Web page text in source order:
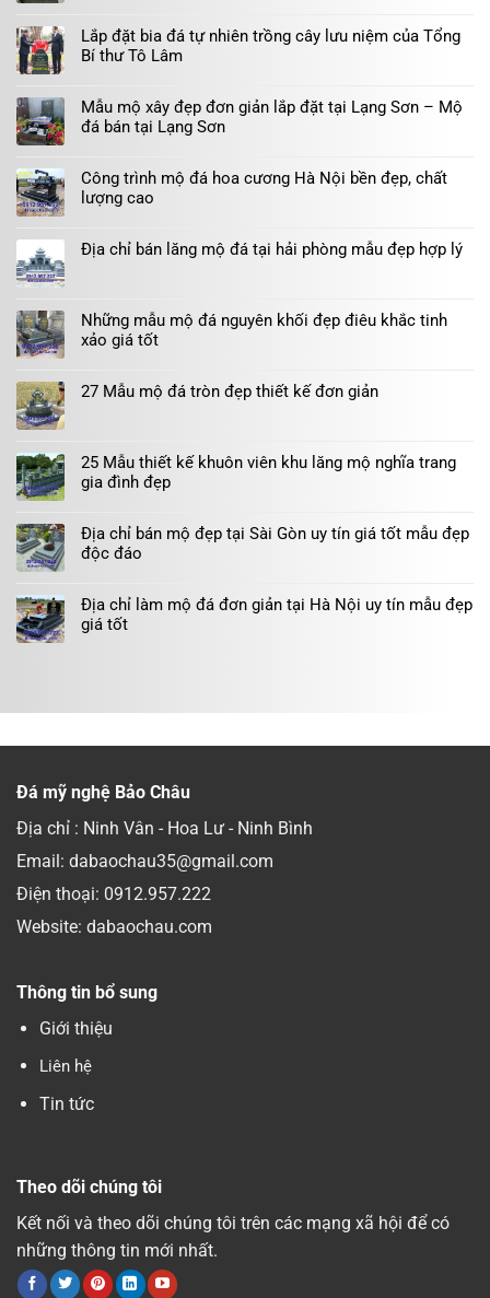
Lắp đặt bia đá tự nhiên trồng cây lưu niệm của Tổng
Bí thư Tô Lâm
Mẫu mộ xây đẹp đơn giản lắp đặt tại Lạng Sơn – Mộ
đá bán tại Lạng Sơn
Công trình mộ đá hoa cương Hà Nội bền đẹp, chất
lượng cao
Địa chỉ bán lăng mộ đá tại hải phòng mẫu đẹp hợp lý
Những mẫu mộ đá nguyên khối đẹp điêu khắc tinh
xảo giá tốt
27 Mẫu mộ đá tròn đẹp thiết kế đơn giản
25 Mẫu thiết kế khuôn viên khu lăng mộ nghĩa trang
gia đình đẹp
Địa chỉ bán mộ đẹp tại Sài Gòn uy tín giá tốt mẫu đẹp
độc đáo
Địa chỉ làm mộ đá đơn giản tại Hà Nội uy tín mẫu đẹp
giá tốt
Đá mỹ nghệ Bảo Châu
Địa chỉ : Ninh Vân - Hoa Lư - Ninh Bình
Email: dabaochau35@gmail.com
Điện thoại: 0912.957.222
Website: dabaochau.com
Thông tin bổ sung
Giới thiệu
Liên hệ
Tin tức
Theo dõi chúng tôi
Kết nối và theo dõi chúng tôi trên các mạng xã hội để có
những thông tin mới nhất.